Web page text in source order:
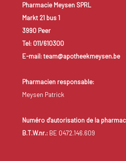
Pharmacie Meysen SPRL
Markt 21 bus 1
3990 Peer
Tel: 011/610300
E-mail: team@apotheekmeysen.be
Pharmacien responsable:
Meysen Patrick
Numéro d'autorisation de la
B.T.W.nr.:BE 0472.146.609